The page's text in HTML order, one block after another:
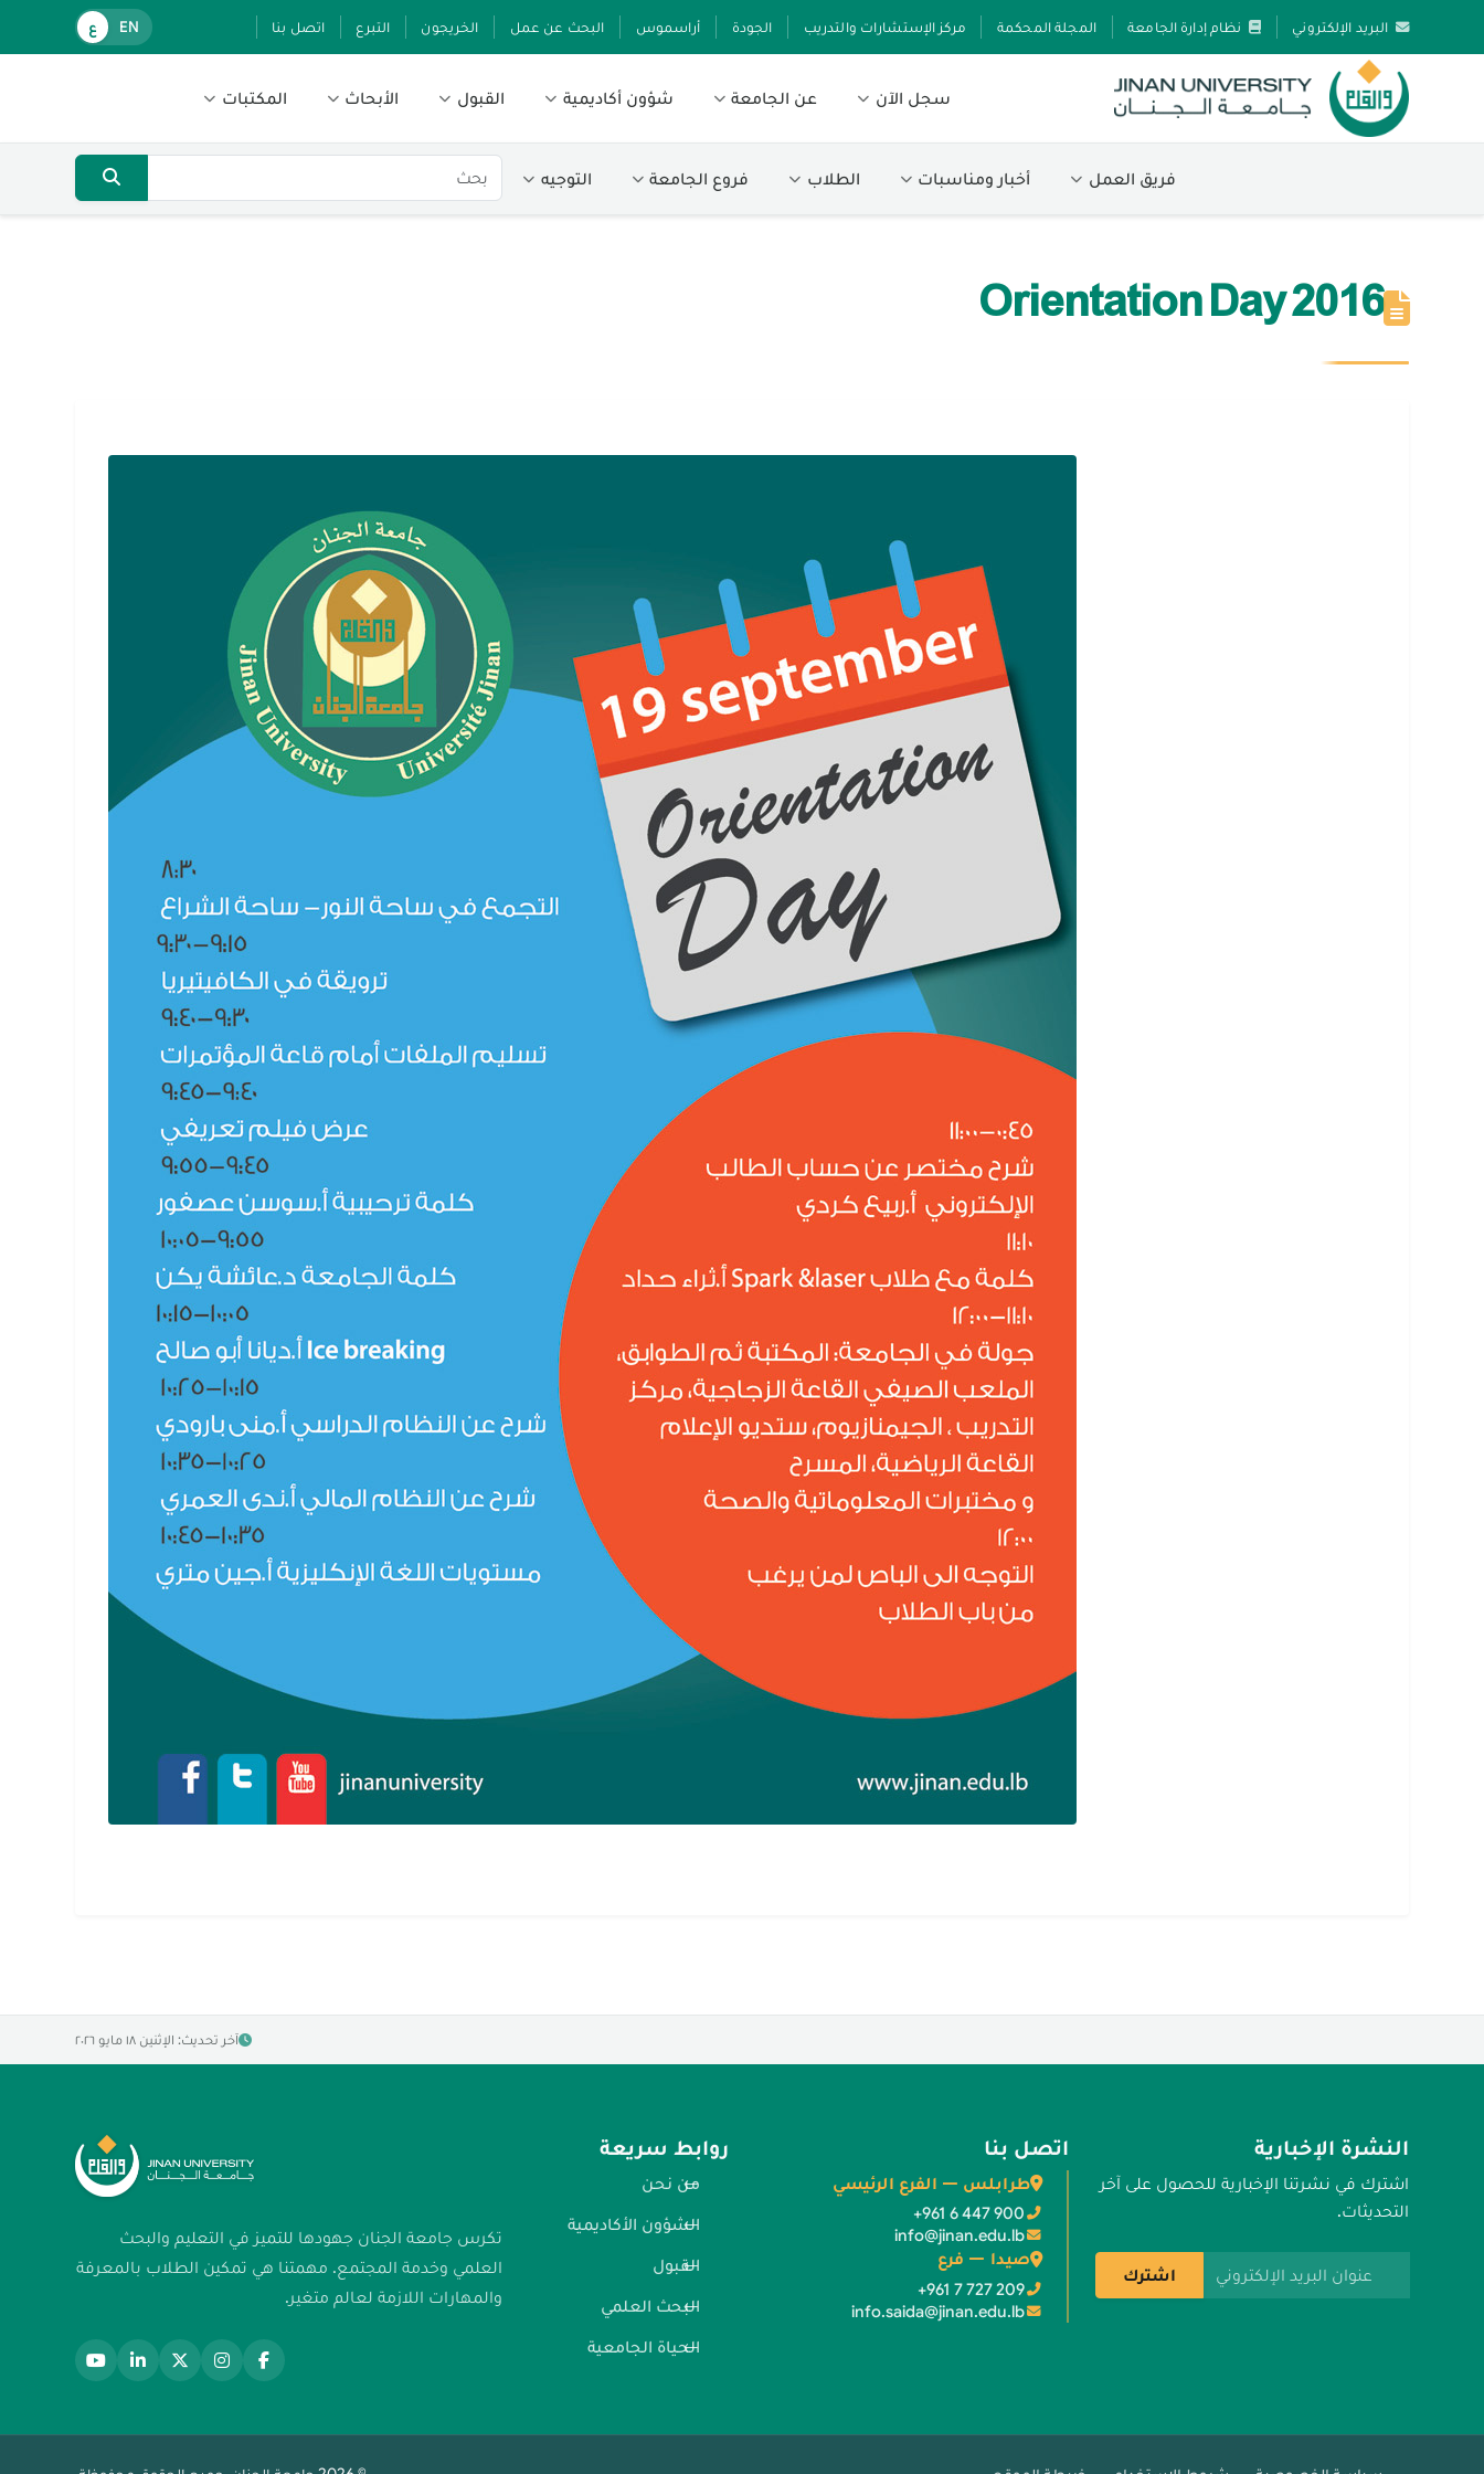
البريد الإلكتروني نظام إدارة الجامعة المجلة المحكمة مركز الإستشارات والتدريب الجودة أراسموس البحث عن عمل الخريجون التبرع اتصل بنا EN ع
سجل الآن عن الجامعة شؤون أكاديمية القبول الأبحاث المكتبات
فريق العمل أخبار ومناسبات الطلاب فروع الجامعة التوجيه
Orientation Day 2016
آخر تحديث: الإثنين ١٨ مايو ٢٠٢٦
تكرس جامعة الجنان جهودها للتميز في التعليم والبحث
العلمي وخدمة المجتمع. مهمتنا هي تمكين الطلاب بالمعرفة
والمهارات اللازمة لعالم متغير.
روابط سريعة
من نحن
الشؤون الأكاديمية
القبول
البحث العلمي
الحياة الجامعية
اتصل بنا
طرابلس — الفرع الرئيسي
+961 6 447 900
info@jinan.edu.lb
صيدا — فرع
+961 7 727 209
info.saida@jinan.edu.lb
النشرة الإخبارية
اشترك في نشرتنا الإخبارية للحصول على آخر
التحديثات.
عنوان البريد الإلكتروني اشترك